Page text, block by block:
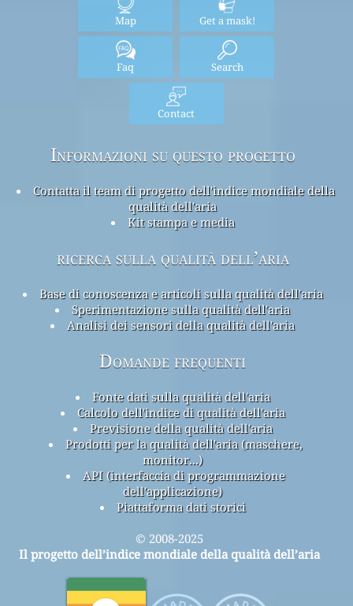
Map Get a mask!
Faq Search
Contact
Informazioni su questo progetto
Contatta il team di progetto dell'indice mondiale della
qualità dell'aria
Kit stampa e media
ricerca sulla qualità dell’aria
Base di conoscenza e articoli sulla qualità dell'aria
Sperimentazione sulla qualità dell'aria
Analisi dei sensori della qualità dell'aria
Domande frequenti
Fonte dati sulla qualità dell'aria
Calcolo dell'indice di qualità dell'aria
Previsione della qualità dell'aria
Prodotti per la qualità dell'aria (maschere,
monitor...)
API (interfaccia di programmazione
dell'applicazione)
Piattaforma dati storici
© 2008-2025
Il progetto dell’indice mondiale della qualità dell’aria